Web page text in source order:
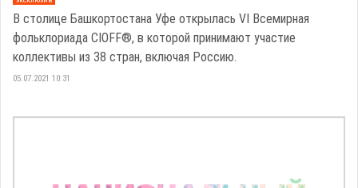
В столице Башкортостана Уфе открылась VI Всемирная
фольклориада CIOFF®, в которой принимают участие
коллективы из 38 стран, включая Россию.
05.07.2021 10:31